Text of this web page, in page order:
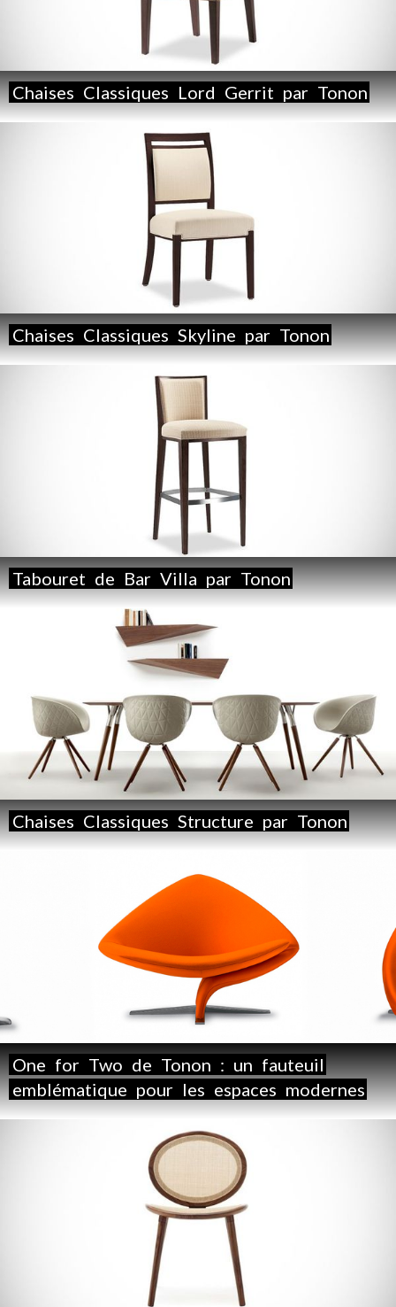
Chaises Classiques Lord Gerrit par Tonon
Chaises Classiques Skyline par Tonon
Tabouret de Bar Villa par Tonon
Chaises Classiques Structure par Tonon
One for Two de Tonon : un fauteuil
emblématique pour les espaces modernes